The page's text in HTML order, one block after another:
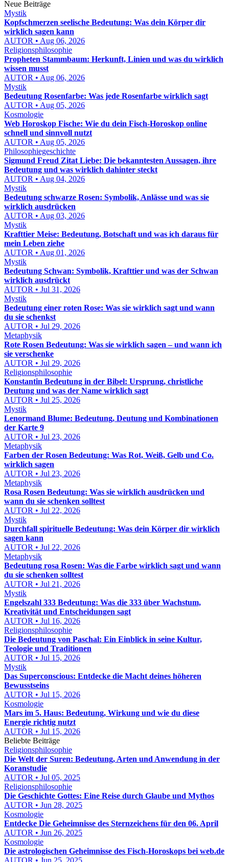
Neue Beiträge
Mystik
Kopfschmerzen seelische Bedeutung: Was dein Körper dir
wirklich sagen kann
AUTOR • Aug 06, 2026
Religionsphilosophie
Propheten Stammbaum: Herkunft, Linien und was du wirklich
wissen musst
AUTOR • Aug 06, 2026
Mystik
Bedeutung Rosenfarbe: Was jede Rosenfarbe wirklich sagt
AUTOR • Aug 05, 2026
Kosmologie
Web Horoskop Fische: Wie du dein Fisch-Horoskop online
schnell und sinnvoll nutzt
AUTOR • Aug 05, 2026
Philosophiegeschichte
Sigmund Freud Zitat Liebe: Die bekanntesten Aussagen, ihre
Bedeutung und was wirklich dahinter steckt
AUTOR • Aug 04, 2026
Mystik
Bedeutung schwarze Rosen: Symbolik, Anlässe und was sie
wirklich ausdrücken
AUTOR • Aug 03, 2026
Mystik
Krafttier Meise: Bedeutung, Botschaft und was ich daraus für
mein Leben ziehe
AUTOR • Aug 01, 2026
Mystik
Bedeutung Schwan: Symbolik, Krafttier und was der Schwan
wirklich ausdrückt
AUTOR • Jul 31, 2026
Mystik
Bedeutung einer roten Rose: Was sie wirklich sagt und wann
du sie schenkst
AUTOR • Jul 29, 2026
Metaphysik
Rote Rosen Bedeutung: Was sie wirklich sagen – und wann ich
sie verschenke
AUTOR • Jul 29, 2026
Religionsphilosophie
Konstantin Bedeutung in der Bibel: Ursprung, christliche
Deutung und was der Name wirklich sagt
AUTOR • Jul 25, 2026
Mystik
Lenormand Blume: Bedeutung, Deutung und Kombinationen
der Karte 9
AUTOR • Jul 23, 2026
Metaphysik
Farben der Rosen Bedeutung: Was Rot, Weiß, Gelb und Co.
wirklich sagen
AUTOR • Jul 23, 2026
Metaphysik
Rosa Rosen Bedeutung: Was sie wirklich ausdrücken und
wann du sie schenken solltest
AUTOR • Jul 22, 2026
Mystik
Durchfall spirituelle Bedeutung: Was dein Körper dir wirklich
sagen kann
AUTOR • Jul 22, 2026
Metaphysik
Bedeutung rosa Rosen: Was die Farbe wirklich sagt und wann
du sie schenken solltest
AUTOR • Jul 21, 2026
Mystik
Engelszahl 333 Bedeutung: Was die 333 über Wachstum,
Kreativität und Entscheidungen sagt
AUTOR • Jul 16, 2026
Religionsphilosophie
Die Bedeutung von Paschal: Ein Einblick in seine Kultur,
Teologie und Traditionen
AUTOR • Jul 15, 2026
Mystik
Das Superconscious: Entdecke die Macht deines höheren
Bewusstseins
AUTOR • Jul 15, 2026
Kosmologie
Mars im 5. Haus: Bedeutung, Wirkung und wie du diese
Energie richtig nutzt
AUTOR • Jul 15, 2026
Beliebte Beiträge
Religionsphilosophie
Die Welt der Suren: Bedeutung, Arten und Anwendung in der
Koranstudie
AUTOR • Jul 05, 2025
Religionsphilosophie
Die Geschichte Gottes: Eine Reise durch Glaube und Mythos
AUTOR • Jun 28, 2025
Kosmologie
Entdecke Die Geheimnisse des Sternzeichens für den 06. April
AUTOR • Jun 26, 2025
Kosmologie
Die astrologischen Geheimnisse des Fisch-Horoskops bei web.de
AUTOR • Jun 25, 2025